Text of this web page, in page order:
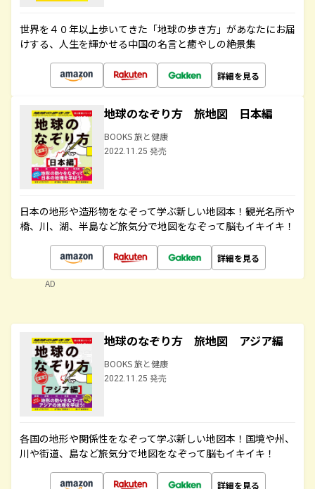
世界を４０年以上歩いてきた「地球の歩き方」があなたにお届
けする、人生を輝かせる中国の名言と癒やしの絶景集
詳細を見る
地球のなぞり方 旅地図 日本編
BOOKS 旅と健康
2022.11.25 発売
日本の地形や造形物をなぞって学ぶ新しい地図本！観光名所や
橋、川、湖、半島など旅気分で地図をなぞって脳もイキイキ！
詳細を見る
AD
地球のなぞり方 旅地図 アジア編
BOOKS 旅と健康
2022.11.25 発売
各国の地形や関係性をなぞって学ぶ新しい地図本！国境や州、
川や街道、島など旅気分で地図をなぞって脳もイキイキ！
詳細を見る